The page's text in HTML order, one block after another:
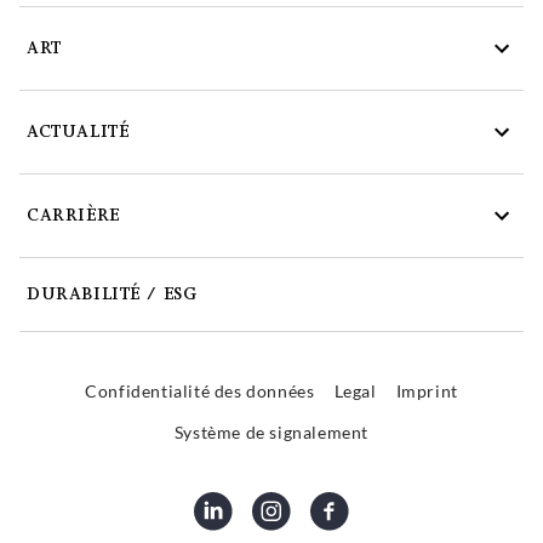
ART
ACTUALITÉ
CARRIÈRE
DURABILITÉ / ESG
Confidentialité des données Legal
Imprint
Système de signalement